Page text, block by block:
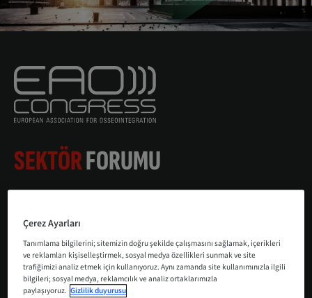
SEKTÖRFORUMU
24 Ekim 2024
DAHA FAZLA BILGI IÇIN
Çerez Ayarları
Tanımlama bilgilerini; sitemizin doğru şekilde çalışmasını sağlamak, içerikleri
ve reklamları kişiselleştirmek, sosyal medya özellikleri sunmak ve site
trafiğimizi analiz etmek için kullanıyoruz. Aynı zamanda site kullanımınızla ilgili
bilgileri; sosyal medya, reklamcılık ve analiz ortaklarımızla
paylaşıyoruz. Gizlilik duyurusu